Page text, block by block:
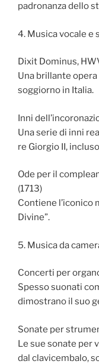
padronanza dello
4. Musica vocale e
Dixit Dominus,
Una brillante
soggiorno in Italia.
Inni
Una serie di inni
re Giorgio II,
Ode per il
(1713)
Contiene l’iconico
Divine”.
5. Musica da
Concerti per
Spesso suonati
dimostrano il suo
Sonate per
Le sue sonate per
dal clavicembalo,